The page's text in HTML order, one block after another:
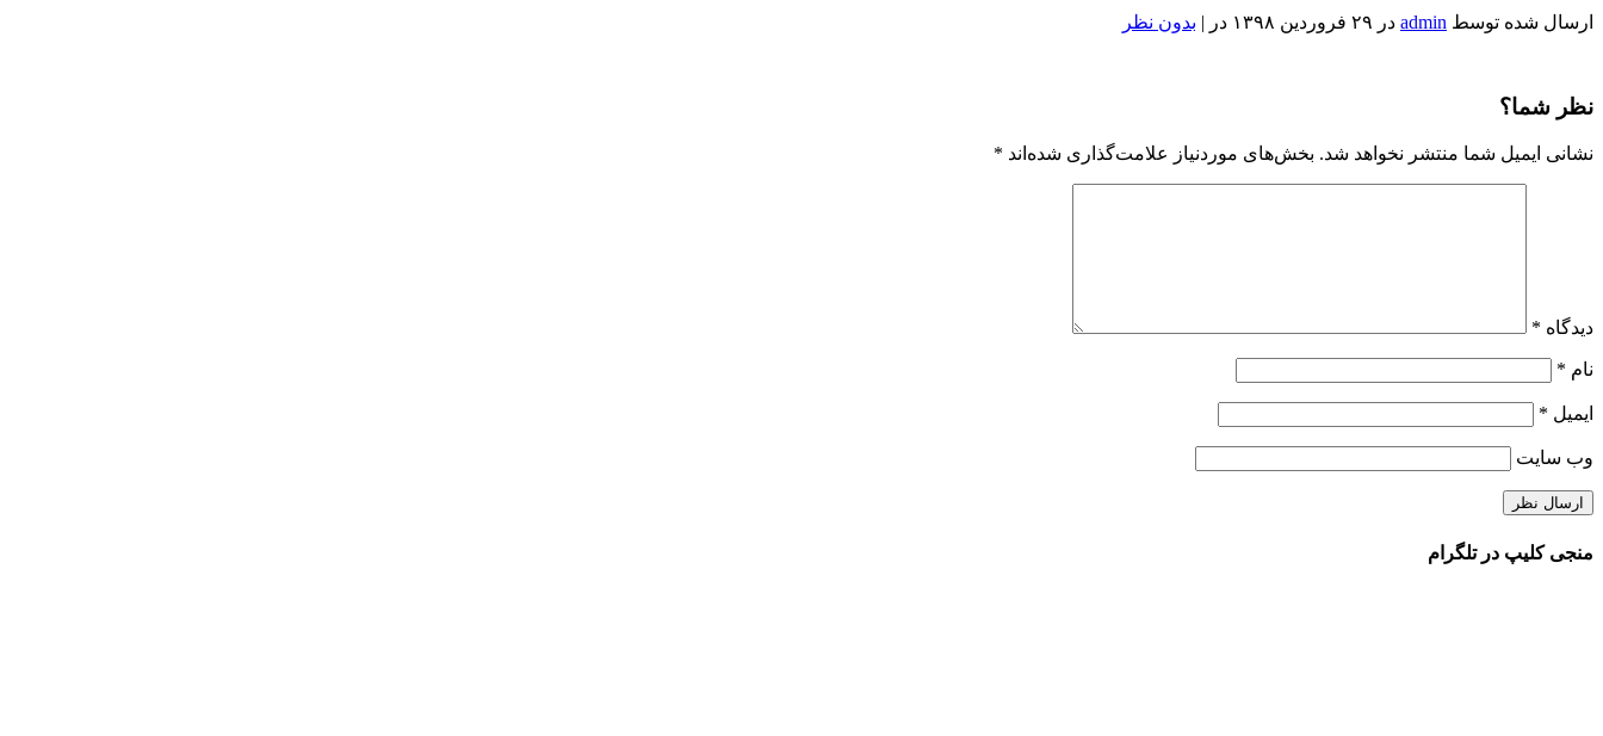
ارسال شده توسط admin در ۲۹ فروردین ۱۳۹۸ در |
بدون نظر
by
Admin
Apr
18
نظر شما؟
نشانی ایمیل شما منتشر نخواهد شد. بخش‌های موردنیاز علامت‌گذاری شده‌اند *
دیدگاه *
نام *
ایمیل *
وب‌ سایت
منجی کلیپ در تلگرام